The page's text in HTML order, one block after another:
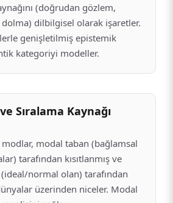
(doğrudan gözlem,
dolma) dilbilgisel olarak işaretler.
genişletilmiş epistemik
kategoriyi modeller.
Sıralama Kaynağı
modlar, modal taban (bağlamsal
tarafından kısıtlanmış ve
(ideal/normal olan) tarafından
üzerinden niceler. Modal